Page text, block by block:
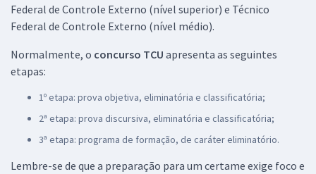
Federal de Controle Externo (nível superior) e Técnico
Federal de Controle Externo (nível médio).
Normalmente, o concurso TCU apresenta as seguintes
etapas:
1º etapa: prova objetiva, eliminatória e classificatória;
2ª etapa: prova discursiva, eliminatória e classificatória;
3ª etapa: programa de formação, de caráter eliminatório.
Lembre-se de que a preparação para um certame exige foco e